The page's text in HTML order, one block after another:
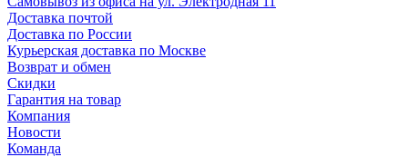
Доставка почтой
Доставка по России
Курьерская доставка по Москве
Возврат и обмен
Скидки
Гарантия на товар
Компания
Новости
Команда